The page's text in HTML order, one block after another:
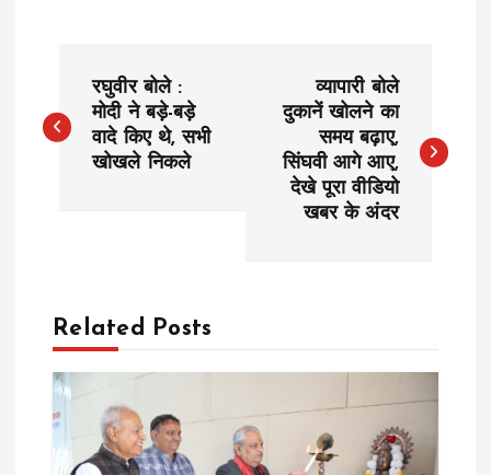
o
a
v
रघुवीर बोले :
मोदी ने बड़े-बड़े
वादे किए थे, सभी
खोखले निकले
व्यापारी बोले
दुकानें खोलने का
समय बढ़ाए,
सिंघवी आगे आए,
देखे पूरा वीडियो
खबर के अंदर
Related Posts